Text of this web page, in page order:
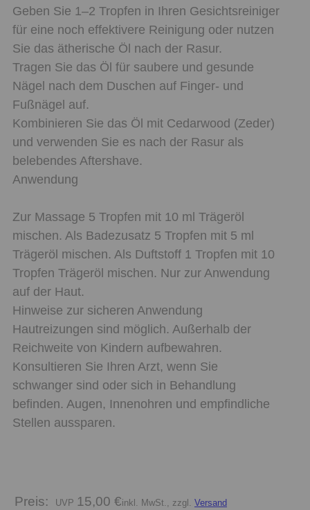
Geben Sie 1–2 Tropfen in Ihren Gesichtsreiniger
für eine noch effektivere Reinigung oder nutzen
Sie das ätherische Öl nach der Rasur.
Tragen Sie das Öl für saubere und gesunde
Nägel nach dem Duschen auf Finger- und
Fußnägel auf.
Kombinieren Sie das Öl mit Cedarwood (Zeder)
und verwenden Sie es nach der Rasur als
belebendes Aftershave.
Anwendung
Zur Massage 5 Tropfen mit 10 ml Trägeröl
mischen. Als Badezusatz 5 Tropfen mit 5 ml
Trägeröl mischen. Als Duftstoff 1 Tropfen mit 10
Tropfen Trägeröl mischen. Nur zur Anwendung
auf der Haut.
Hinweise zur sicheren Anwendung
Hautreizungen sind möglich. Außerhalb der
Reichweite von Kindern aufbewahren.
Konsultieren Sie Ihren Arzt, wenn Sie
schwanger sind oder sich in Behandlung
befinden. Augen, Innenohren und empfindliche
Stellen aussparen.
Preis: 15,00 €inkl. MwSt., zzgl. Versand